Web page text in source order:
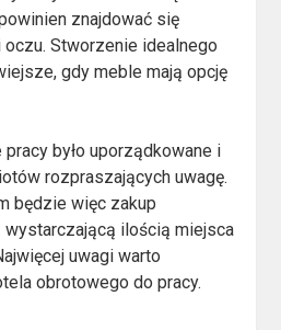
znajdować się
Stworzenie idealnego
gdy meble mają opcję
było uporządkowane i
rozpraszających uwagę.
będzie więc zakup
wystarczającą ilością miejsca
uwagi warto
obrotowego do pracy.